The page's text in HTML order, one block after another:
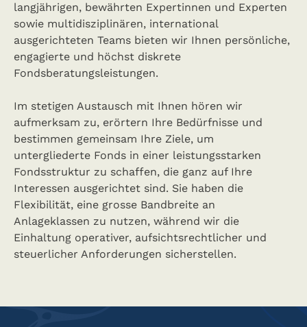
langjährigen, bewährten Expertinnen und Experten
sowie multidisziplinären, international
ausgerichteten Teams bieten wir Ihnen persönliche,
engagierte und höchst diskrete
Fondsberatungsleistungen.
Im stetigen Austausch mit Ihnen hören wir
aufmerksam zu, erörtern Ihre Bedürfnisse und
bestimmen gemeinsam Ihre Ziele, um
untergliederte Fonds in einer leistungsstarken
Fondsstruktur zu schaffen, die ganz auf Ihre
Interessen ausgerichtet sind. Sie haben die
Flexibilität, eine grosse Bandbreite an
Anlageklassen zu nutzen, während wir die
Einhaltung operativer, aufsichtsrechtlicher und
steuerlicher Anforderungen sicherstellen.